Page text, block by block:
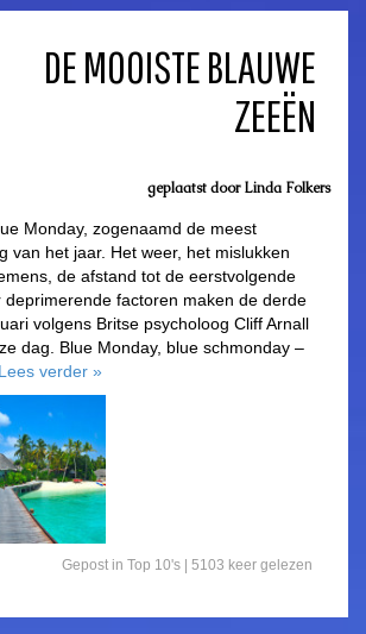
DE MOOISTE BLAUWE
ZEEËN
geplaatst doorLinda Folkers
Monday, zogenaamd de meest
van het jaar. Het weer, het mislukken
de afstand tot de eerstvolgende
deprimerende factoren maken de derde
volgens Britse psycholoog Cliff Arnall
dag. Blue Monday, blue schmonday –
Lees verder »
Gepost in Top 10's | 5103 keer gelezen